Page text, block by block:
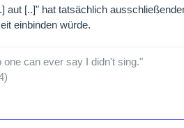
aut [..]" hat tatsächlich
einbinden würde.
can ever say I didn't sing."